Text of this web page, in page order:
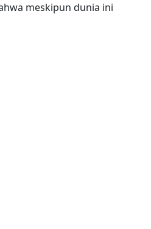
meskipun dunia ini